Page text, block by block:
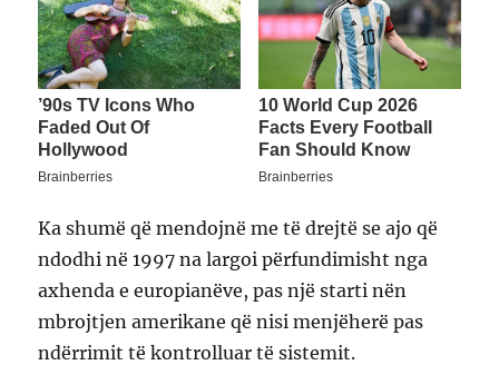
Ka shumë që mendojnë me të drejtë se ajo që
ndodhi në 1997 na largoi përfundimisht nga
axhenda e europianëve, pas një starti nën
mbrojtjen amerikane që nisi menjëherë pas
ndërrimit të kontrolluar të sistemit.